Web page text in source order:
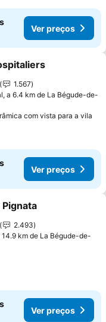
Ver preços
aos favoritos
1.567
a 6.4 km de La Bégude-de-
com vista para a vila
Ver preços
aos favoritos
2.493
14.9 km de La Bégude-de-
Ver preços